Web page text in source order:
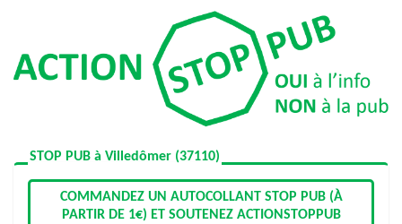
STOP PUB à Villedômer (37110)
COMMANDEZ UN AUTOCOLLANT STOP PUB (À
PARTIR DE 1€) ET SOUTENEZ ACTIONSTOPPUB